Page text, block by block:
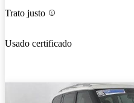
Trato justo
Usado certificado